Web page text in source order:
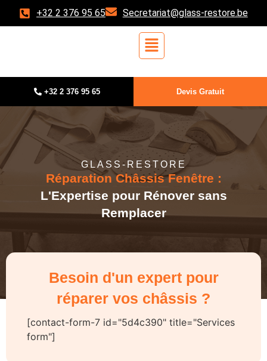
+32 2 376 95 65 Secretariat@glass-restore.be
+32 2 376 95 65 Devis Gratuit
GLASS-RESTORE
Réparation Châssis Fenêtre :
L'Expertise pour Rénover sans
Remplacer
Besoin d'un expert pour
réparer vos châssis ?
[contact-form-7 id="5d4c390" title="Services
form"]